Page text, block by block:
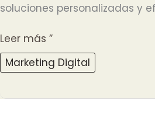
soluciones personalizadas y
Bienvenidos
a
Agencia
Marketing
Leer más ”
Marketing Digital